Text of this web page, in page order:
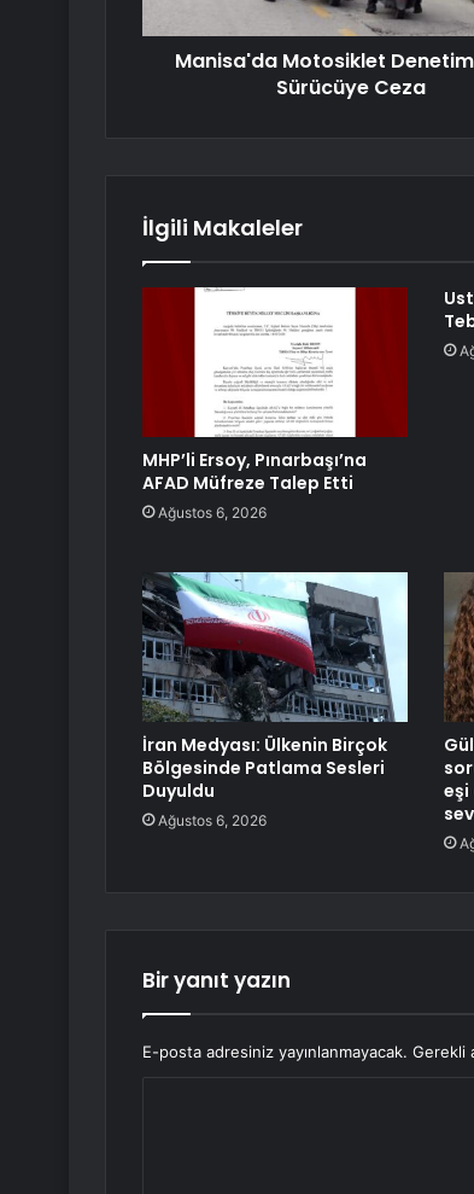
Manisa'da Motosiklet
Sürücüye Ceza
İlgili Makaleler
MHP’li Ersoy, Pınarbaşı’na
AFAD Müfreze Talep Etti
Ağustos 6, 2026
İran Medyası: Ülkenin Birçok
Bölgesinde Patlama Sesleri
Duyuldu
Ağustos 6, 2026
eşi
Bir yanıt yazın
E-posta adresiniz yayınlanmayacak. Gerekli